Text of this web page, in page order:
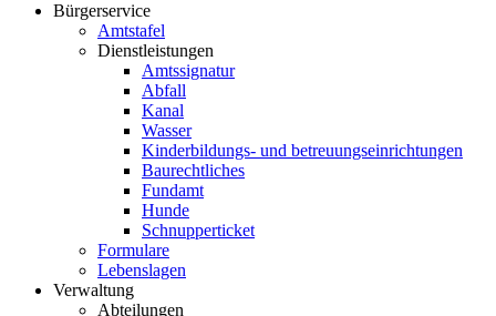
Bürgerservice
Amtstafel
Dienstleistungen
Amtssignatur
Abfall
Kanal
Wasser
Kinderbildungs- und betreuungseinrichtungen
Baurechtliches
Fundamt
Hunde
Schnupperticket
Formulare
Lebenslagen
Verwaltung
Abteilungen